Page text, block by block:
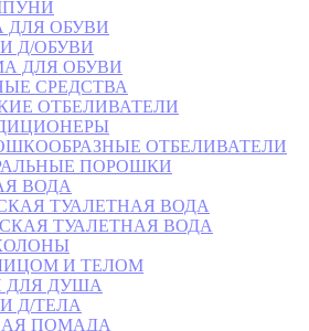
ДЛЯ ОБУВИ
Д/ОБУВИ
ДЛЯ ОБУВИ
СРЕДСТВА
ОТБЕЛИВАТЕЛИ
ОТБЕЛИВАТЕЛИ
ПОРОШКИ
ВОДА
ТУАЛЕТНАЯ ВОДА
ТУАЛЕТНАЯ ВОДА
И ТЕЛОМ
ДЛЯ ДУША
Д/ТЕЛА
ПОМАДА